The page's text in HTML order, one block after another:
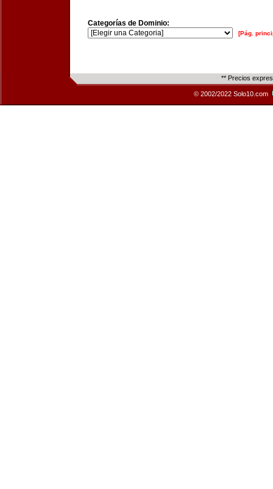
Categorías de Dominio:
[Pág.
** Precios
© 2002/2022 Solo10.com